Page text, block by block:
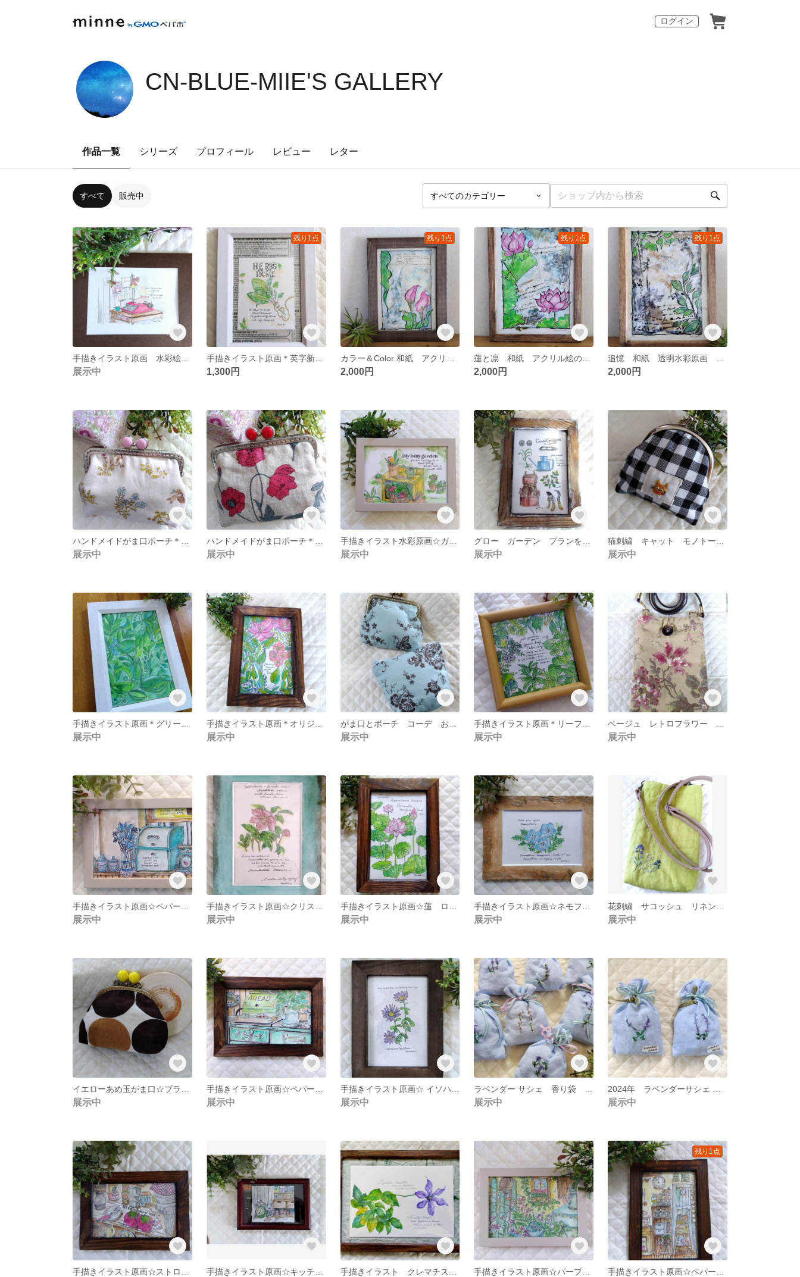
ログイン
CN-BLUE-MIIE'S GALLERY
作品一覧 シリーズ プロフィール レビュー レター
すべて 販売中
展示中
残り1点
手描きイラスト原画＊英字新聞 HERB HOME ハーブ はがきサイズ額
1,300円
残り1点
2,000円
残り1点
2,000円
残り1点
2,000円
展示中 展示中
手描きイラスト水彩原画☆ガーデニングライフ
展示中 展示中 展示中
展示中 展示中 展示中 展示中 展示中
展示中 展示中 展示中 展示中 展示中
展示中 展示中 展示中 展示中 展示中
手描きイラスト原画☆パープル、ピンク、オレンジハーブ ペパーミントウッド
残り1点